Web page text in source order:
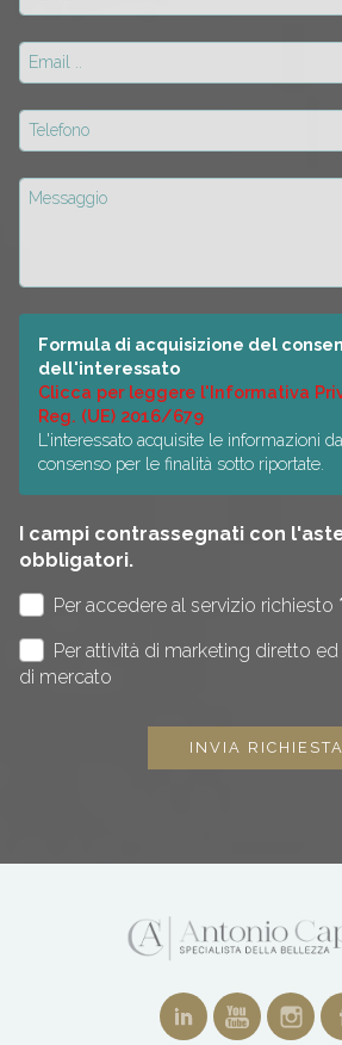
Formula di acquisizione del
dell'interessato
Clicca per leggere l'Informativa
Reg. (UE) 2016/679
L'interessato acquisite le informazioni
consenso per le finalità sotto riportate.
I campi contrassegnati con
obbligatori.
Per accedere al servizio richiesto *
Per attività di marketing diretto
di mercato
INVIA RICHIESTA